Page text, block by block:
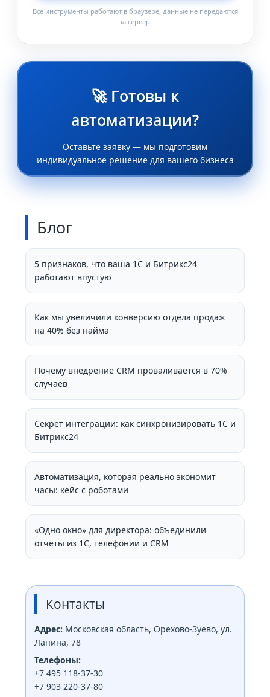
Все инструменты работают в браузере, данные не передаются
на сервер.
🚀 Готовы к
автоматизации?
Оставьте заявку — мы подготовим
индивидуальное решение для вашего бизнеса
Блог
5 признаков, что ваша 1С и Битрикс24
работают впустую
Как мы увеличили конверсию отдела продаж
на 40% без найма
Почему внедрение CRM проваливается в 70%
случаев
Секрет интеграции: как синхронизировать 1С и
Битрикс24
Автоматизация, которая реально экономит
часы: кейс с роботами
«Одно окно» для директора: объединили
отчёты из 1С, телефонии и CRM
Контакты
Адрес: Московская область, Орехово-Зуево, ул.
Лапина, 78
Телефоны:
+7 495 118-37-30
+7 903 220-37-80